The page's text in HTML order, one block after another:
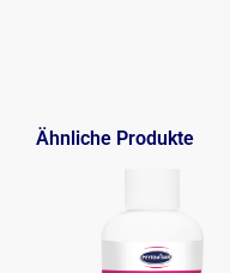
Ähnliche Produkte